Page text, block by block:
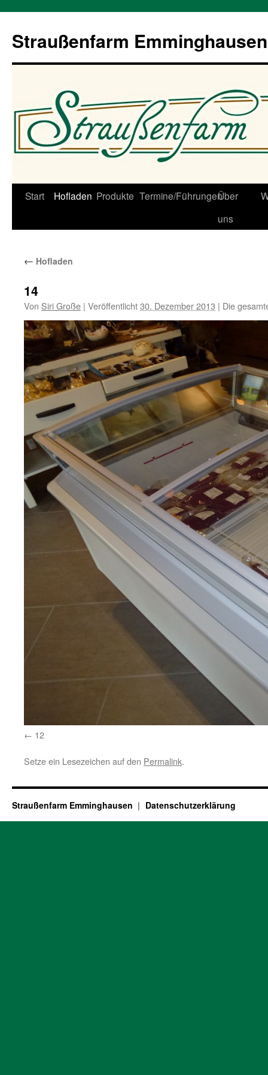
Straußenfarm Emminghausen
Zum
Start Hofladen Produkte Termine/FührungenÜber
uns
← Hofladen
14
Von Siri Große | Veröffentlicht30. Dezember 2013 | Die
12
Setze ein Lesezeichen auf den Permalink.
Straußenfarm Emminghausen Datenschutzerklärung